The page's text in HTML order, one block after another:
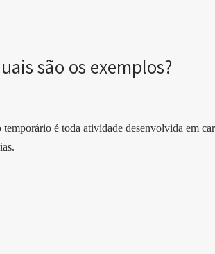
são os exemplos?
é toda atividade desenvolvida em